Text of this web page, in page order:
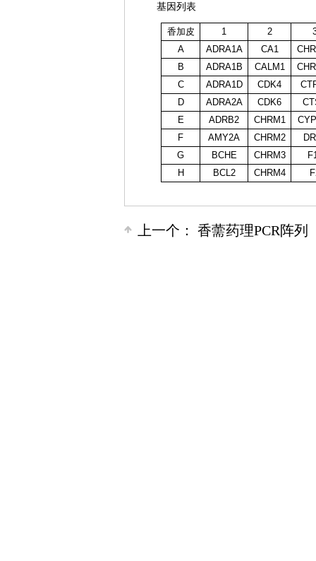
基因列表
香加皮 1 2
A
ADRA1A CA1
B
ADRA1B CALM1
C
ADRA1D CDK4
D
ADRA2A CDK6
E
ADRB2 CHRM1
F
AMY2A CHRM2
G
BCHE CHRM3
H
BCL2 CHRM4
上一个： 香薷药理PCR阵列